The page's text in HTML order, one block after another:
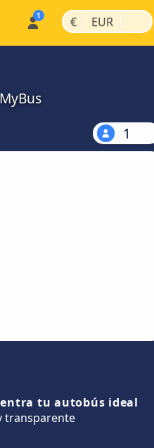
€ | EUR |
1
tu autobús ideal
transparente